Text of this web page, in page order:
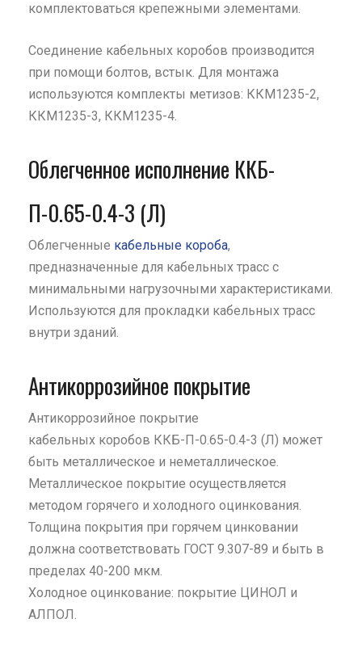
комплектоваться крепежными элементами.
Соединение кабельных коробов производится
при помощи болтов, встык. Для монтажа
используются комплекты метизов: ККМ1235-2,
ККМ1235-3, ККМ1235-4.
Облегченное исполнение ККБ-
П-0.65-0.4-3 (Л)
Облегченные кабельные короба,
предназначенные для кабельных трасс с
минимальными нагрузочными характеристиками.
Используются для прокладки кабельных трасс
внутри зданий.
Антикоррозийное покрытие
Антикоррозийное покрытие
кабельных коробов ККБ-П-0.65-0.4-3 (Л) может
быть металлическое и неметаллическое.
Металлическое покрытие осуществляется
методом горячего и холодного оцинкования.
Толщина покрытия при горячем цинковании
должна соответствовать ГОСТ 9.307-89 и быть в
пределах 40-200 мкм.
Холодное оцинкование: покрытие ЦИНОЛ и
АЛПОЛ.